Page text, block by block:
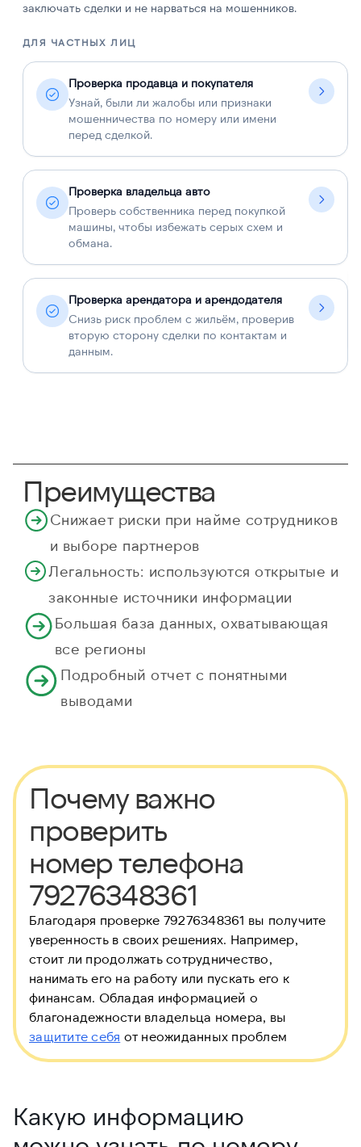
заключать сделки и не нарваться на мошенников.
ДЛЯ ЧАСТНЫХ ЛИЦ
Проверка продавца и покупателя
Узнай, были ли жалобы или признаки
мошенничества по номеру или имени
перед сделкой.
Проверка владельца авто
Проверь собственника перед покупкой
машины, чтобы избежать серых схем и
обмана.
Проверка арендатора и арендодателя
Снизь риск проблем с жильём, проверив
вторую сторону сделки по контактам и
данным.
Преимущества
Снижает риски при найме сотрудников
и выборе партнеров
Легальность: используются открытые и
законные источники информации
Большая база данных, охватывающая
все регионы
Подробный отчет с понятными
выводами
Почему важно
проверить
номер телефона
79276348361
Благодаря проверке 79276348361 вы получите
уверенность в своих решениях. Например,
стоит ли продолжать сотрудничество,
нанимать его на работу или пускать его к
финансам. Обладая информацией о
благонадежности владельца номера, вы
защитите себя от неожиданных проблем
Какую информацию